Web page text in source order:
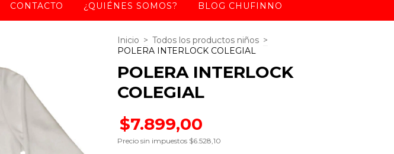
CONTACTO ¿QUIÉNES SOMOS? BLOG CHUFINNO
Inicio > Todos los productos niños >
POLERA INTERLOCK COLEGIAL
POLERA INTERLOCK
COLEGIAL
$7.899,00
Precio sin impuestos $6.528,10